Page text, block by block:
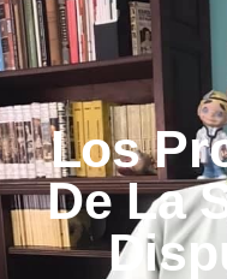
Los
De La